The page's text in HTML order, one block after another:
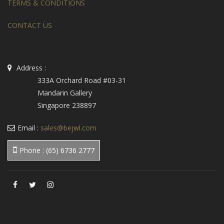
TERMS & CONDITIONS
CONTACT US
Address :
333A Orchard Road #03-31
Mandarin Gallery
Singapore 238897
Email : sales@bejwl.com
Phone : (65) 6736 2777